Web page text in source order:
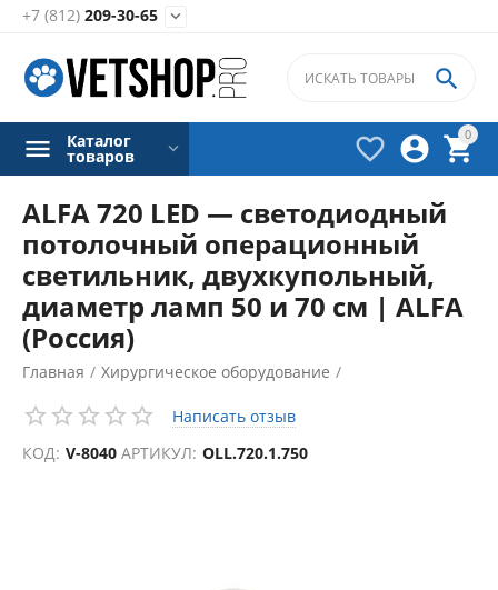
+7 (812) 209-30-65 
0




Каталог
товаров
ALFA 720 LED — светодиодный
потолочный операционный
светильник, двухкупольный,
диаметр ламп 50 и 70 см | ALFA
(Россия)
Главная / Хирургическое оборудование /
Хирургические светильники /
Написать отзыв
КОД: V-8040 АРТИКУЛ: OLL.720.1.750